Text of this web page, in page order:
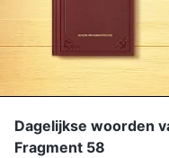
Dagelijkse woorden
Fragment 58